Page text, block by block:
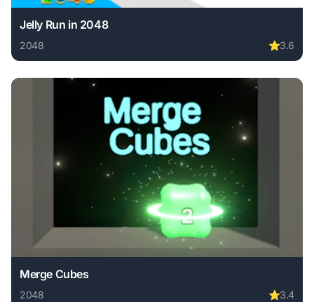
Jelly Run in 2048
2048 ⭐3.6
Play Jelly Run in 2048 online free. 2048 game, no
Merge Cubes
2048 ⭐3.4